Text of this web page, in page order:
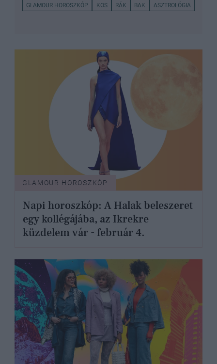
GLAMOUR HOROSZKÓP KOS RÁK BAK ASZTROLÓGIA
GLAMOUR HOROSZKÓP
Napi horoszkóp: A Halak beleszeret
egy kollégájába, az Ikrekre
küzdelem vár - február 4.